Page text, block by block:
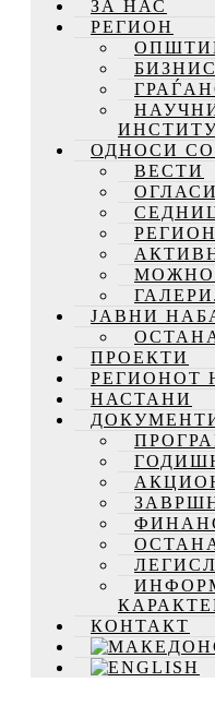
ЗА НАС
РЕГИОН
ОДНОСИ СО
ВЕСТИ
ОГЛАСИ
ЈАВНИ
ПРОЕКТИ
РЕГИОНОТ
НАСТАНИ
КОНТАКТ